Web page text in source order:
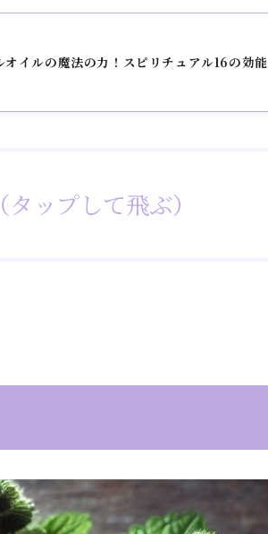
オイルの魔法の力！スピリチュアル16の効能
タップして飛ぶ）